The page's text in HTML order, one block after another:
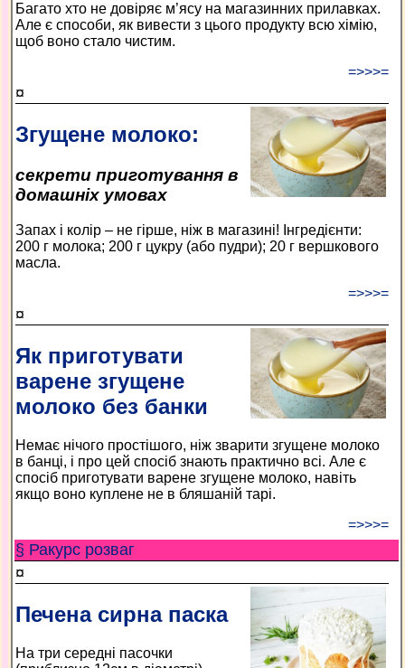
Багато хто не довіряє м’ясу на магазинних прилавках.
Але є способи, як вивести з цього продукту всю хімію,
щоб воно стало чистим.
=>>>=
¤
Згущене молоко:
секрети приготування в
домашніх умовах
Запах і колір – не гірше, ніж в магазині! Інгредієнти:
200 г молока; 200 г цукру (або пудри); 20 г вершкового
масла.
=>>>=
¤
Як приготувати
варене згущене
молоко без банки
Немає нічого простішого, ніж зварити згущене молоко
в банці, і про цей спосіб знають практично всі. Але є
спосіб приготувати варене згущене молоко, навіть
якщо воно куплене не в бляшаній тарі.
=>>>=
§ Ракурс розваг
¤
Печена сирна паска
На три середні пасочки